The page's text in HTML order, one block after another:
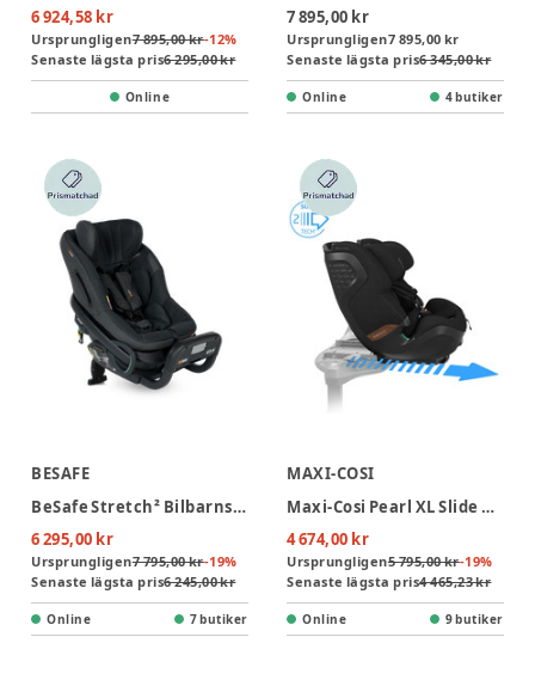
6 924,58 kr
Ursprungligen7 895,00 kr-12%
Senaste lägsta pris6 295,00 kr
Online
7 895,00 kr
Ursprungligen7 895,00 kr
Senaste lägsta pris6 345,00 kr
Online 4 butiker
BESAFE
BeSafe Stretch² Bilbarnstol - Anthracite Mesh
6 295,00 kr
Ursprungligen7 795,00 kr-19%
Senaste lägsta pris6 245,00 kr
Online 7 butiker
MAXI-COSI
Maxi-Cosi Pearl XL Slide Pro Bilbarnstol - Authentic Black
4 674,00 kr
Ursprungligen5 795,00 kr-19%
Senaste lägsta pris4 465,23 kr
Online 9 butiker